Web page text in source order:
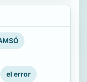
el error